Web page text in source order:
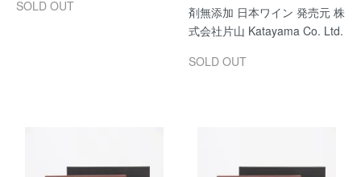
SOLD OUT
剤無添加 日本ワイン 発売元 株
式会社片山 Katayama Co. Ltd.
SOLD OUT